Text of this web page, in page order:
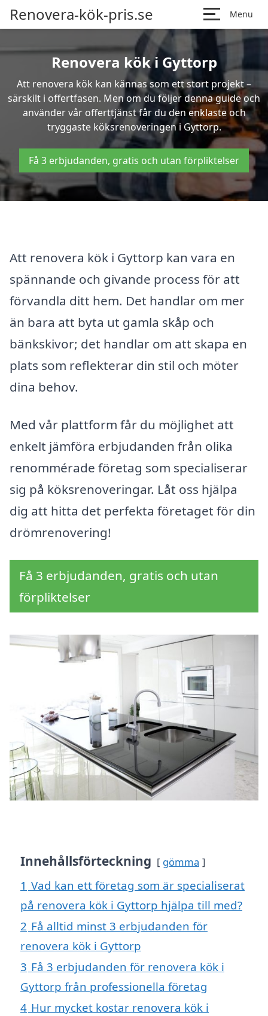
Renovera-kök-pris.se Menu
Renovera kök i Gyttorp
Att renovera kök kan kännas som ett stort projekt –
särskilt i offertfasen. Men om du följer denna guide och
använder vår offerttjänst får du den enklaste och
tryggaste köksrenoveringen i Gyttorp.
Få 3 erbjudanden, gratis och utan förpliktelser
Att renovera kök i Gyttorp kan vara en
spännande och givande process för att
förvandla ditt hem. Det handlar om mer
än bara att byta ut gamla skåp och
bänkskivor; det handlar om att skapa en
plats som reflekterar din stil och möter
dina behov.
Med vår plattform får du möjlighet att
enkelt jämföra erbjudanden från olika
renommérade företag som specialiserar
sig på köksrenoveringar. Låt oss hjälpa
dig att hitta det perfekta företaget för din
drömrenovering!
Få 3 erbjudanden, gratis och utan
förpliktelser
Innehållsförteckning gömma
1 Vad kan ett företag som är specialiserat
på renovera kök i Gyttorp hjälpa till med?
2 Få alltid minst 3 erbjudanden för
renovera kök i Gyttorp
3 Få 3 erbjudanden för renovera kök i
Gyttorp från professionella företag
4 Hur mycket kostar renovera kök i